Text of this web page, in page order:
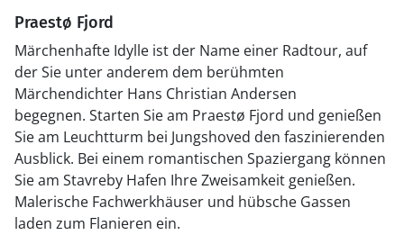
Praestø Fjord
Märchenhafte Idylle ist der Name einer Radtour, auf
der Sie unter anderem dem berühmten
Märchendichter Hans Christian Andersen
begegnen. Starten Sie am Praestø Fjord und genießen
Sie am Leuchtturm bei Jungshoved den faszinierenden
Ausblick. Bei einem romantischen Spaziergang können
Sie am Stavreby Hafen Ihre Zweisamkeit genießen.
Malerische Fachwerkhäuser und hübsche Gassen
laden zum Flanieren ein.